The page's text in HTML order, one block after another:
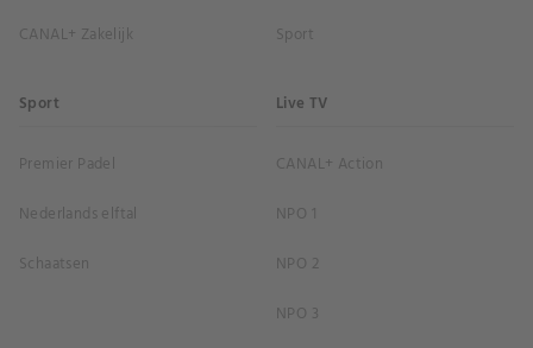
CANAL+ Zakelijk
Sport
Sport
Premier Padel
Nederlands elftal
Schaatsen
Live TV
CANAL+ Action
NPO 1
NPO 2
NPO 3